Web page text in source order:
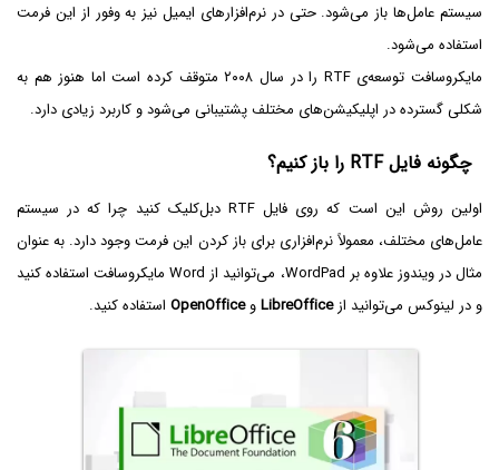
سیستم عامل‌ها باز می‌شود. حتی در نرم‌افزارهای ایمیل نیز به وفور از این فرمت
استفاده می‌شود.
مایکروسافت توسعه‌ی RTF‌ را در سال ۲۰۰۸ متوقف کرده است اما هنوز هم به
شکلی گسترده در اپلیکیشن‌های مختلف پشتیبانی می‌شود و کاربرد زیادی دارد.
چگونه فایل RTF را باز کنیم؟
اولین روش این است که روی فایل RTF دبل‌کلیک کنید چرا که در سیستم
عامل‌های مختلف، معمولاً نرم‌افزاری برای باز کردن این فرمت وجود دارد. به عنوان
مثال در ویندوز علاوه بر WordPad، می‌توانید از Word مایکروسافت استفاده کنید
و در لینوکس می‌توانید ازLibreOfficeوOpenOffice استفاده کنید.